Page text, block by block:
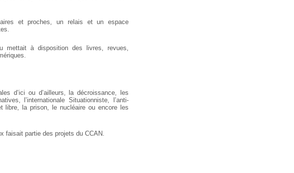
et proches, un relais et un espace
mettait à disposition des livres, revues,
d’ici ou d’ailleurs, la décroissance, les
l’internationale Situationniste, l’anti-
libre, la prison, le nucléaire ou encore les
faisait partie des projets du CCAN.